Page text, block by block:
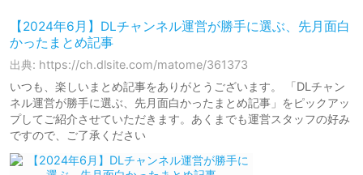
【2024年6月】DLチャンネル運営が勝手に選ぶ、先月面白
かったまとめ記事
出典: https://ch.dlsite.com/matome/361373
いつも、楽しいまとめ記事をありがとうございます。 「DLチャン
ネル運営が勝手に選ぶ、先月面白かったまとめ記事」をピックアッ
プしてご紹介させていただきます。あくまでも運営スタッフの好み
ですので、ご了承ください